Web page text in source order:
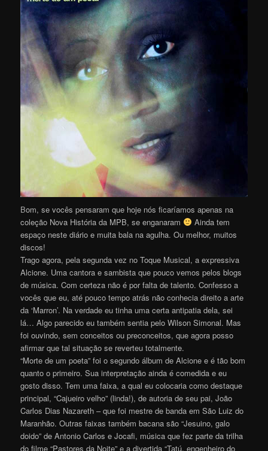
Bom, se vocês pensaram que hoje nós ficaríamos apenas na
coleção Nova História da MPB, se enganaram
Ainda tem
espaço neste diário e muita bala na agulha. Ou melhor, muitos
discos!
Trago agora, pela segunda vez no Toque Musical, a expressiva
Alcione. Uma cantora e sambista que pouco vemos pelos blogs
de música. Com certeza não é por falta de talento. Confesso a
vocês que eu, até pouco tempo atrás não conhecia direito a arte
da ‘Marron’. Na verdade eu tinha uma certa antipatia dela, sei
lá… Algo parecido eu também sentia pelo Wilson Simonal. Mas
foi ouvindo, sem conceitos ou preconceitos, que agora posso
afirmar que tal situação se reverteu totalmente.
“Morte de um poeta” foi o segundo álbum de Alcione e é tão bom
quanto o primeiro. Sua interpretação ainda é comedida e eu
gosto disso. Tem uma faixa, a qual eu colocaria como destaque
principal, “Cajueiro velho” (linda!), de autoria de seu pai, João
Carlos Dias Nazareth – que foi mestre de banda em São Luiz do
Maranhão. Outras faixas também bacana são “Jesuino, galo
doido” de Antonio Carlos e Jocafi, música que fez parte da trilha
do filme “Pastores da Noite” e a divertida “Tatú, engenheiro do